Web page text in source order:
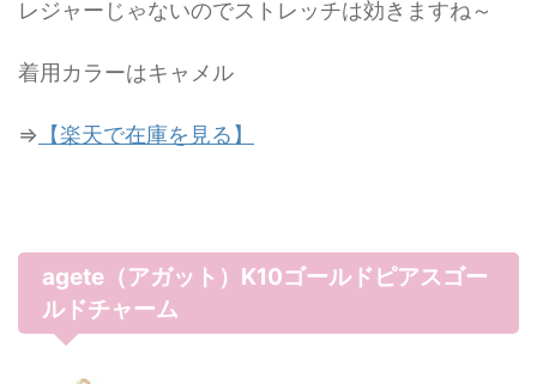
レジャーじゃないのでストレッチは効きますね～
着用カラーはキャメル
⇒ 【楽天で在庫を見る】
agete（アガット）K10ゴールドピアスゴー
ルドチャーム